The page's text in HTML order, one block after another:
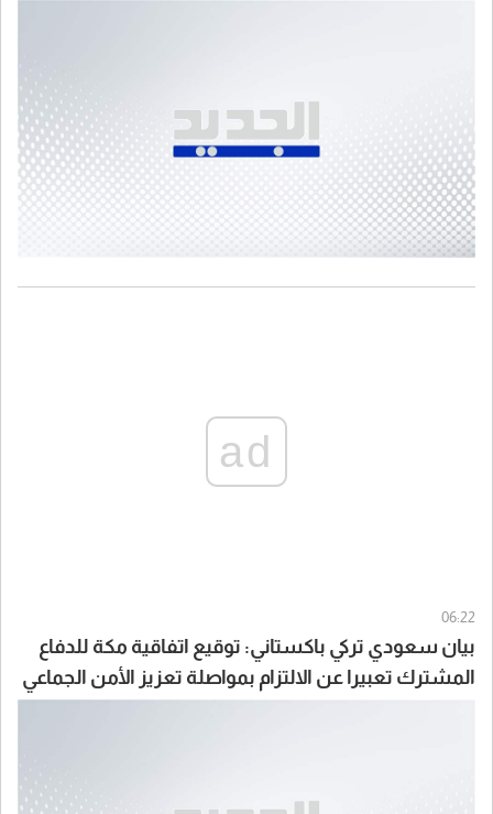
ad
06:22
بيان سعودي تركي باكستاني: توقيع اتفاقية مكة للدفاع
المشترك تعبيرا عن الالتزام بمواصلة تعزيز الأمن الجماعي